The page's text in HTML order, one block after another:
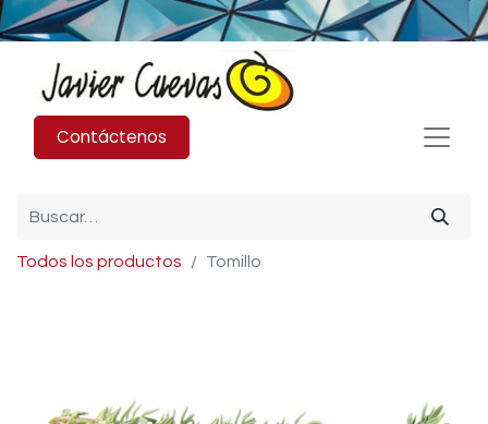
Contáctenos
Todos los productos Tomillo